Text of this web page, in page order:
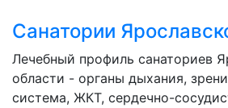
Санатории
Лечебный профиль санаториев
области - органы дыхания,
система, ЖКТ, сердечно-